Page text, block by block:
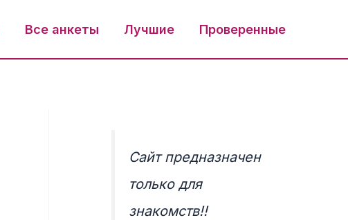
Все анкеты Лучшие Проверенные
Сайт предназначен
только для
знакомств!!